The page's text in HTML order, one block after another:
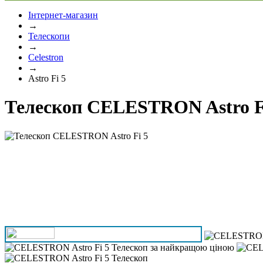
Інтернет-магазин
→
Телескопи
→
Celestron
→
Astro Fi 5
Телескоп CELESTRON Astro